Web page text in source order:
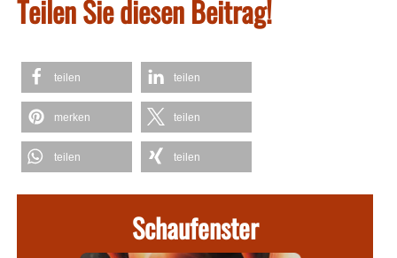
Teilen Sie diesen Beitrag!
teilen teilen
merken teilen
teilen teilen
Schaufenster